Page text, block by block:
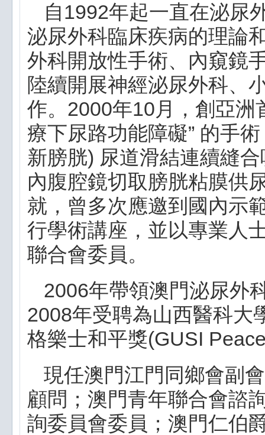
自1992年起一直在泌尿
泌尿外科臨床疾病的理論
外科開放性手術、內窺鏡
陸續開展神經泌尿外科、
作。2000年10月，創亞洲
療下尿路功能障礙” 的手
新膀胱) 尿道滑結連續縫
內腹腔鏡切取膀胱粘膜供
就，曾多次應邀到國內示
行學術講座，並以專業人
聯合會委員。
2006年帶領澳門泌尿外
2008年受聘為山西醫科大
格樂士和平獎(GUSI
現任澳門江門同鄉會副
顧問；澳門青年聯合會諮
詢委員會委員；澳門仁伯